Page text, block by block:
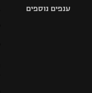
גביע הטוטו
ליגה
סל
ענפים נוספים